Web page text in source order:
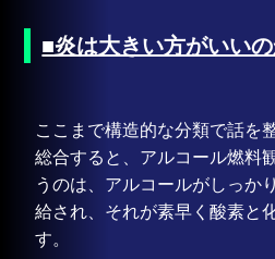
■炎は大きい方がいいの
ここまで構造的な分類で話を
総合すると、アルコール燃料
うのは、アルコールがしっか
給され、それが素早く酸素と
す。